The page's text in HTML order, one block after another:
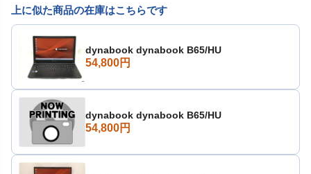
上に似た商品の在庫はこちらです
dynabook dynabook B65/HU
54,800円
dynabook dynabook B65/HU
54,800円